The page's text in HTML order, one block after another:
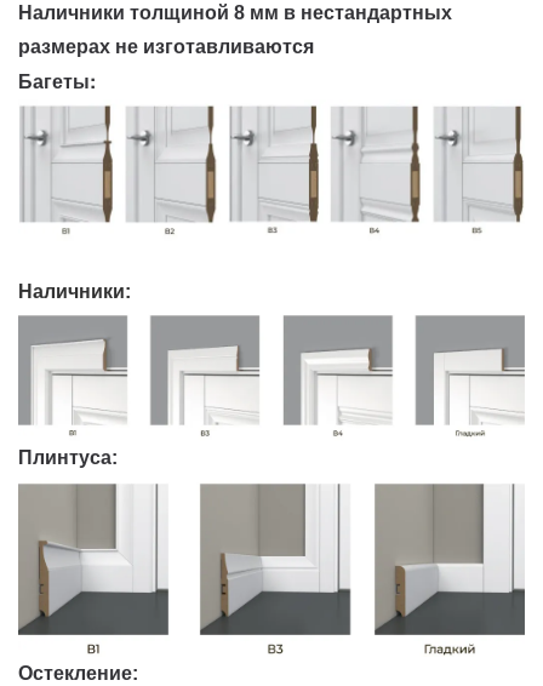
Наличники толщиной 8 мм в нестандартных
размерах не изготавливаются
Багеты:
Наличники:
Плинтуса:
Остекление: